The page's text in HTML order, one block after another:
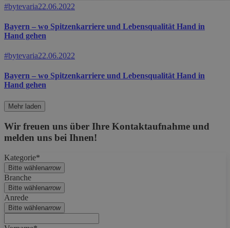
#bytevaria22.06.2022
Bayern – wo Spitzenkarriere und Lebensqualität Hand in
Hand gehen
#bytevaria22.06.2022
Bayern – wo Spitzenkarriere und Lebensqualität Hand in
Hand gehen
Mehr laden
Wir freuen uns über Ihre Kontaktaufnahme und
melden uns bei Ihnen!
Kategorie*
Bitte wählenarrow
Branche
Bitte wählenarrow
Anrede
Bitte wählenarrow